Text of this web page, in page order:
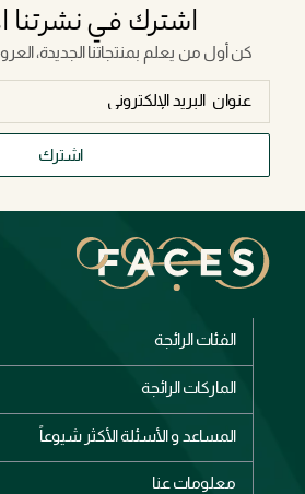
اشترك في نشرتنا
كن أول من يعلم بمنتجاتنا الجديدة،
اشترك
الفئات الرائجة
الأكثر مبيعاً
اشترِ بطاقة هدية
الماركات الرائجة
بربري
المساعد و الأسئلة الأكثر شيوعاً
معلومات عنا